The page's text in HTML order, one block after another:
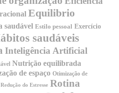
Equilibrio
saudável Estilo pessoal Exercício
saudáveis
Inteligência Artificial
Nutrição equilibrada
de espaço Otimização de
Redução do Estresse Rotina